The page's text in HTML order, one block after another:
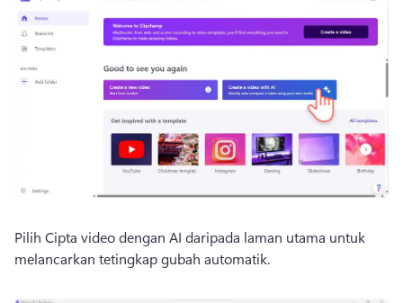
Pilih Cipta video dengan AI daripada laman utama untuk
melancarkan tetingkap gubah automatik.